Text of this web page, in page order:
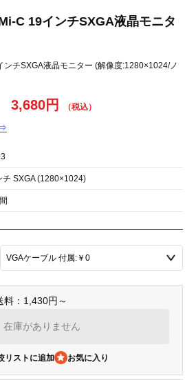
C 19インチSXGA液晶モニタ
チSXGA液晶モニター (解像度:1280×1024/ノ
3,680円
チ SXGA (1280×1024)
料：1,430円～
在庫がありません
リストに追加